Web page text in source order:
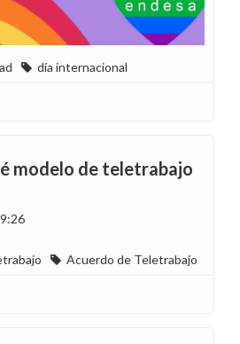
día internacional
modelo de teletrabajo
Acuerdo de Teletrabajo